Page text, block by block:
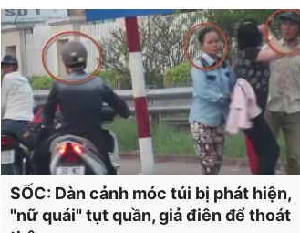
SỐC: Dàn cảnh móc túi bị phát hiện,
"nữ quái" tụt quần, giả điên để thoát